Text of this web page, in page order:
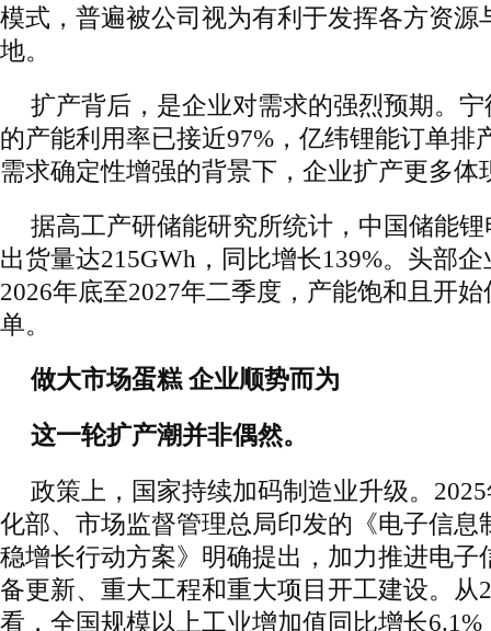
模式，普遍被公司视为有利于发挥各方资源
地。
扩产背后，是企业对需求的强烈预期。
的产能利用率已接近97%，亿纬锂能订单排
需求确定性增强的背景下，企业扩产更多体
据高工产研储能研究所统计，中国储能
出货量达215GWh，同比增长139%。头部
2026年底至2027年二季度，产能饱和且开
单。
做大市场蛋糕 企业顺势而为
这一轮扩产潮并非偶然。
政策上，国家持续加码制造业升级。
化部、市场监督管理总局印发的《电子信
稳增长行动方案》明确提出，加力推进电子
备更新、重大工程和重大项目开工建设。从
看，全国规模以上工业增加值同比增长